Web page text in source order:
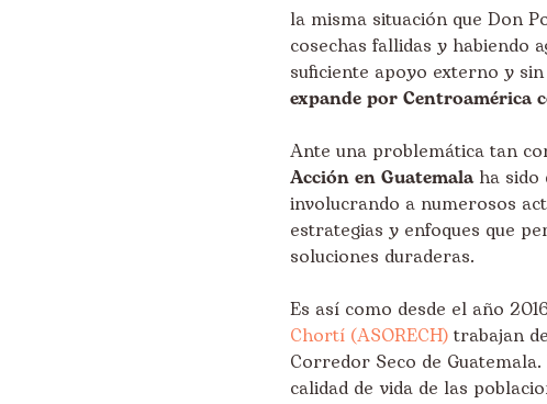
la misma situación que Don
cosechas fallidas y habiendo
suficiente apoyo externo y
expande por Centroamérica
Ante una problemática tan
Acción en Guatemalaha sido
involucrando a numerosos
estrategias y enfoques que
soluciones duraderas.
Es así como desde el año
Chortí (ASORECH) trabajan
Corredor Seco de
calidad de vida de las